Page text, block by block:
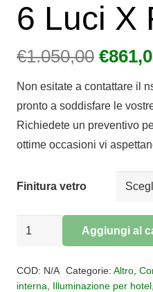
6 Luci X
€1.050,00 Il
era:
€
Non esitate a contattare il
pronto a soddisfare le
Richiedete un preventivo
ottime occasioni vi
Finitura vetro
Sospensione
Luci
Aggiungi al
COD: N/A Categorie: Altro,
interna
Illuminazione per hotel